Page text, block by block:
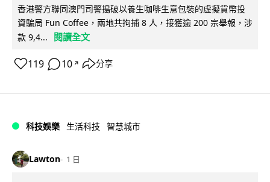
香港警方聯同澳門司警搗破以養生咖啡生意包裝的虛擬貨幣投
資騙局 Fun Coffee，兩地共拘捕 8 人，接獲逾 200 宗舉報，涉
款 9,4...
閱讀全文
119 10 ↗ 分享
科技娛樂 生活科技 智慧城市
Lawton 1 日